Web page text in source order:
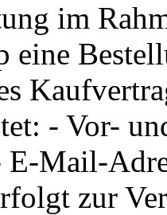
im
eine
- Vor-
E-Mail-
zur